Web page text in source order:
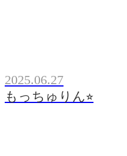
2025.06.27
もっちゅりん⭐︎